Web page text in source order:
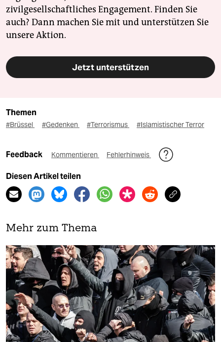
zivilgesellschaftliches Engagement. Finden Sie
auch? Dann machen Sie mit und unterstützen Sie
unsere Aktion.
Jetzt unterstützen
Themen
#Brüssel #Gedenken #Terrorismus #Islamistischer Terror
Feedback Kommentieren Fehlerhinweis
Diesen Artikel teilen
Mehr zum Thema